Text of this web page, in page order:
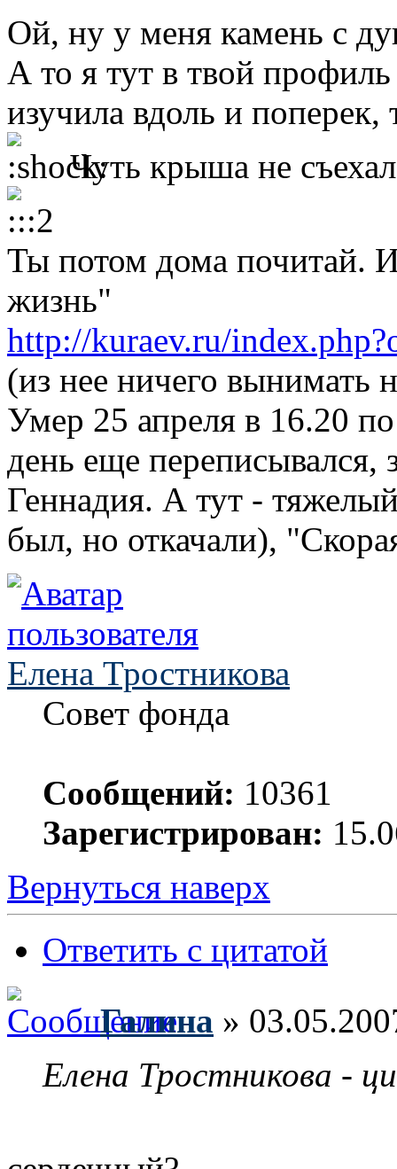
Ой, ну у меня камень с
А то я тут в твой
изучила вдоль и
Чуть крыша не
Ты потом дома почитай.
жизнь"
http://kuraev.ru/
(из нее ничего вынимать
Умер 25 апреля в 16.20
день еще переписывался,
Геннадия. А тут -
был, но откачали),
Елена Тростникова
Совет фонда
Сообщений: 10361
Зарегистрирован:
Вернуться наверх
Ответить с цитатой
Галина »
Елена Тростникова -